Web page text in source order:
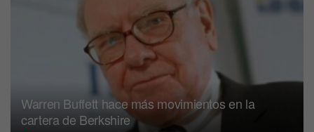
Warren Buffett hace más movimientos en la
cartera de Berkshire